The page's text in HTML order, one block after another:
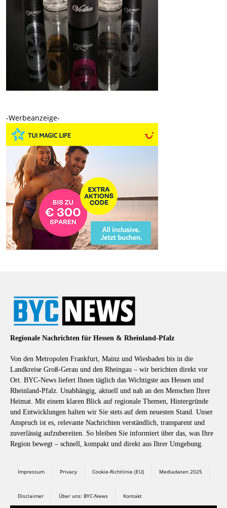
-Werbeanzeige-
Regionale Nachrichten für Hessen & Rheinland-Pfalz
Von den Metropolen Frankfurt, Mainz und Wiesbaden bis in die
Landkreise Groß-Gerau und den Rheingau – wir berichten direkt vor
Ort. BYC-News liefert Ihnen täglich das Wichtigste aus Hessen und
Rheinland-Pfalz. Unabhängig, aktuell und nah an den Menschen Ihrer
Heimat. Mit einem klaren Blick auf regionale Themen, Hintergründe
und Entwicklungen halten wir Sie stets auf dem neuesten Stand. Unser
Anspruch ist es, relevante Nachrichten verständlich, transparent und
zuverlässig aufzubereiten. So bleiben Sie informiert über das, was Ihre
Region bewegt – schnell, kompakt und direkt aus Ihrer Umgebung.
Impressum Privacy Cookie-Richtlinie (EU) Mediadaten 2025
Disclaimer Über uns: BYC-News Kontakt